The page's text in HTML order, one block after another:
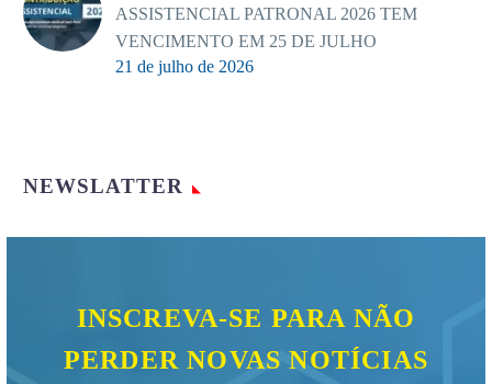
ASSISTENCIAL PATRONAL 2026 TEM
VENCIMENTO EM 25 DE JULHO
21 de julho de 2026
NEWSLATTER
INSCREVA-SE PARA NÃO
PERDER NOVAS NOTÍCIAS